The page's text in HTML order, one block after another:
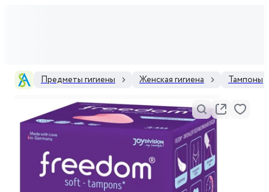
Предметы гигиены Женская гигиена Тампоны